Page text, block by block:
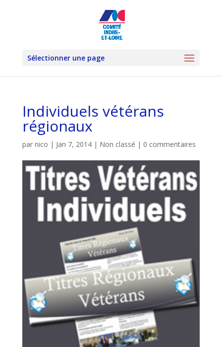
Sélectionner une page
Individuels vétérans
régionaux
par nico | Jan 7, 2014| Non classé | 0 commentaires